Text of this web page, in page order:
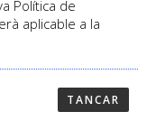
places disponibles
Política de
aplicable a la
TANCAR